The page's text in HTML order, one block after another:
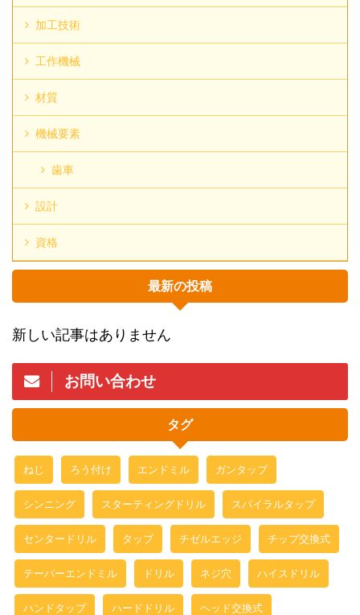
加工技術
工作機械
材質
機械要素
歯車
設計
資格
最新の投稿
新しい記事はありません
お問い合わせ
タグ
ねじ ろう付け エンドミル ガンタップ
シンニング スターティングドリル スパイラルタップ
センタードリル タップ チゼルエッジ チップ交換式
テーパーエンドミル ドリル ネジ穴 ハイスドリル
ハンドタップ ハードドリル ヘッド交換式